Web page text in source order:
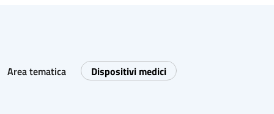
Area tematica Dispositivi medici